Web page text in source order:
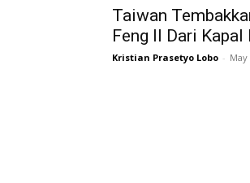
Taiwan
Feng II Dari
Kristian Prasetyo Lobo - May